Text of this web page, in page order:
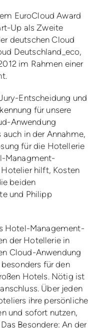
EuroCloud Award
Up als Zweite
deutschen Cloud
Deutschland_eco,
im Rahmen einer
Entscheidung und
für unsere
Anwendung
in der Annahme,
für die Hotellerie
Managment-
hilft, Kosten
beiden
und Philipp
Hotel-Management-
der Hotellerie in
Cloud-Anwendung
für den
Hotels. Nötig ist
Über jeden
ihre persönliche
und sofort nutzen,
Besondere: An der